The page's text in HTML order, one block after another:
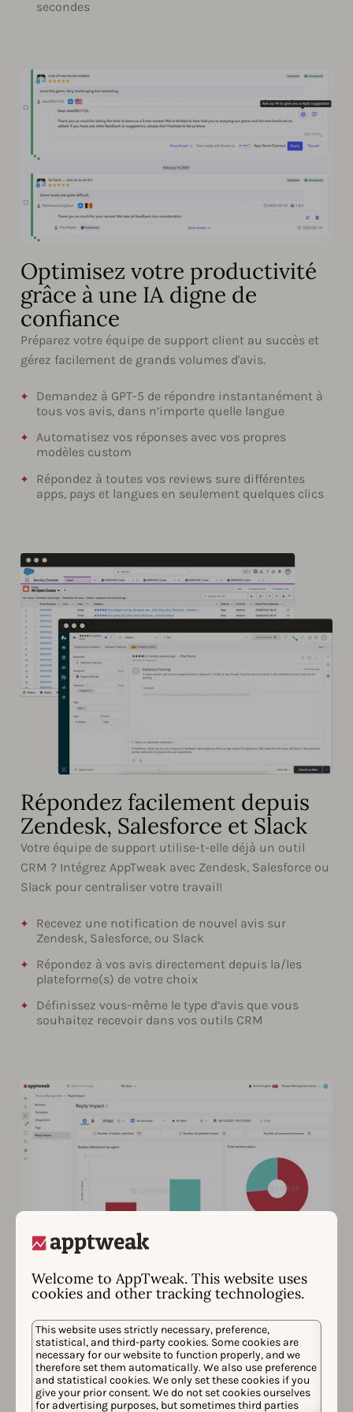
Welcome to AppTweak. This website uses
cookies and other tracking technologies.
This website uses strictly necessary, preference,
statistical, and third-party cookies. Some cookies are
necessary for our website to function properly, and we
therefore set them automatically. We also use preference
and statistical cookies. We only set these cookies if you
give your prior consent. We do not set cookies ourselves
for advertising purposes, but sometimes third parties
secondes
Optimisez votre productivité
grâce à une IA digne de
confiance
Préparez votre équipe de support client au succès et
gérez facilement de grands volumes d'avis.
Demandez à GPT-5 de répondre instantanément à
tous vos avis, dans n’importe quelle langue
Automatisez vos réponses avec vos propres
modèles custom
Répondez à toutes vos reviews sure différentes
apps, pays et langues en seulement quelques clics
Répondez facilement depuis
Zendesk, Salesforce et Slack
Votre équipe de support utilise-t-elle déjà un outil
CRM ? Intégrez AppTweak avec Zendesk, Salesforce ou
Slack pour centraliser votre travail!
Recevez une notification de nouvel avis sur
Zendesk, Salesforce, ou Slack
Répondez à vos avis directement depuis la/les
plateforme(s) de votre choix
Définissez vous-même le type d’avis que vous
souhaitez recevoir dans vos outils CRM
Analysez l'impact de votre
support client
Donnez à votre équipe les moyens de gérer
efficacement la réputation de votre app store grâce à
des informations avancées et des KPI